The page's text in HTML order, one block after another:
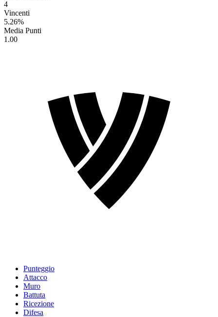
4
Vincenti
5.26%
Media Punti
1.00
Punteggio
Attacco
Muro
Battuta
Ricezione
Difesa